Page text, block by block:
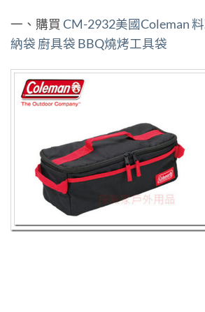
一、購買 CM-2932美國Coleman
納袋 廚具袋 BBQ燒烤工具袋